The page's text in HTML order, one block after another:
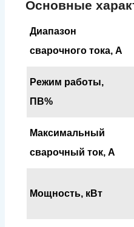
Основные
Диапазон
сварочного тока, А
Режим работы,
ПВ%
Максимальный
сварочный ток, А
Мощность, кВт